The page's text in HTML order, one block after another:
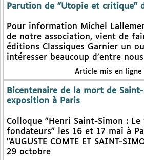
Parution de "Utopie et critique"
Pour information Michel
de notre association, vient de
éditions Classiques Garnier un
intéresser beaucoup d’entre
Article mis en ligne
Bicentenaire de la mort de
exposition à Paris
Colloque "Henri Saint-Simon :
fondateurs" les 16 et 17 mai à
"AUGUSTE COMTE ET SAINT-
29 octobre